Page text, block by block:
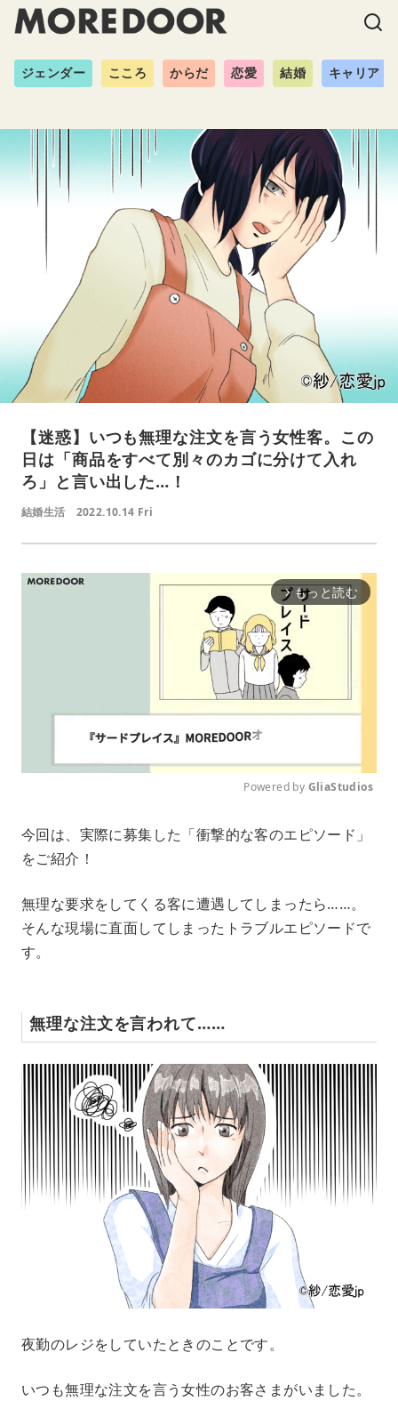
ジェンダー こころ からだ 恋愛 結婚 キャリア
【迷惑】いつも無理な注文を言う女性客。この
日は「商品をすべて別々のカゴに分けて入れ
ろ」と言い出した…！
結婚生活 2022.10.14 Fri
arrow_forward_ios もっと読む
u
Powered by GliaStudios
今回は、実際に募集した「衝撃的な客のエピソード」
をご紹介！
無理な要求をしてくる客に遭遇してしまったら……。
そんな現場に直面してしまったトラブルエピソードで
す。
無理な注文を言われて……
夜勤のレジをしていたときのことです。
いつも無理な注文を言う女性のお客さまがいました。